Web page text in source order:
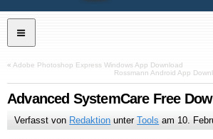
« Adobe Photoshop Express Windows App Download
Rossmann Android App
Advanced SystemCare Free
Verfasst von Redaktion unterTools am 10.